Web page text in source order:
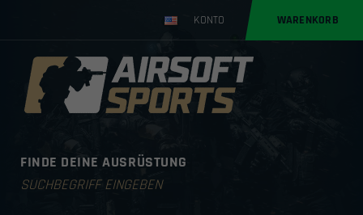
KONTO WARENKORB
FINDE DEINE AUSRÜSTUNG
Products